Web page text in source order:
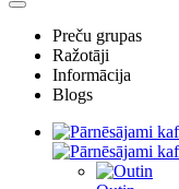
Preču grupas
Ražotāji
Informācija
Blogs